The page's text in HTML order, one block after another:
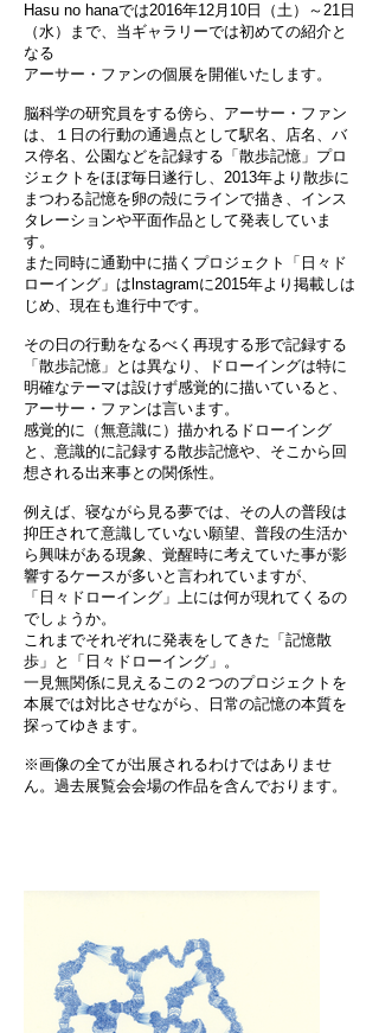
Hasu no hanaでは2016年12月10日（土）～21日
（水）まで、当ギャラリーでは初めての紹介と
なる
アーサー・ファンの個展を開催いたします。
脳科学の研究員をする傍ら、アーサー・ファン
は、１日の行動の通過点として駅名、店名、バ
ス停名、公園などを記録する「散歩記憶」プロ
ジェクトをほぼ毎日遂行し、2013年より散歩に
まつわる記憶を卵の殻にラインで描き、インス
タレーションや平面作品として発表していま
す。
また同時に通勤中に描くプロジェクト「日々ド
ローイング」はlnstagramに2015年より掲載しは
じめ、現在も進行中です。
その日の行動をなるべく再現する形で記録する
「散歩記憶」とは異なり、ドローイングは特に
明確なテーマは設けず感覚的に描いていると、
アーサー・ファンは言います。
感覚的に（無意識に）描かれるドローイング
と、意識的に記録する散歩記憶や、そこから回
想される出来事との関係性。
例えば、寝ながら見る夢では、その人の普段は
抑圧されて意識していない願望、普段の生活か
ら興味がある現象、覚醒時に考えていた事が影
響するケースが多いと言われていますが、
「日々ドローイング」上には何が現れてくるの
でしょうか。
これまでそれぞれに発表をしてきた「記憶散
歩」と「日々ドローイング」。
一見無関係に見えるこの２つのプロジェクトを
本展では対比させながら、日常の記憶の本質を
探ってゆきます。
※画像の全てが出展されるわけではありませ
ん。過去展覧会会場の作品を含んでおります。